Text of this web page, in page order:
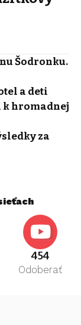
Šodronku.
a deti
hromadnej
za
454
Odoberať